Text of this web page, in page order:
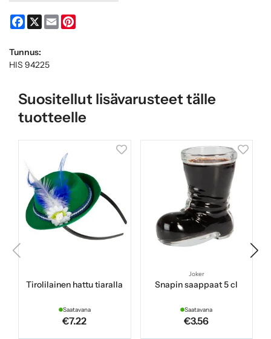
Facebook
X Email
Tunnus:
HIS 94225
Suositellut lisävarusteet tälle
tuotteelle
Tirolilainen hattu tiaralla
Saatavana
€7.22
Joker
Snapin saappaat 5 cl
Saatavana
€3.56